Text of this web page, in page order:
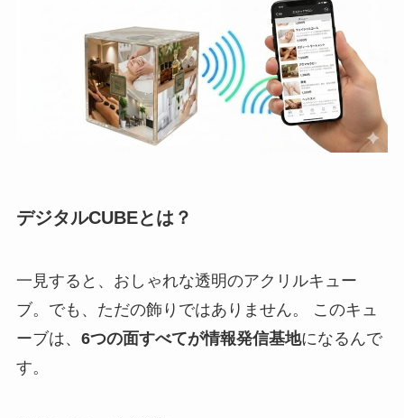
デジタルCUBEとは？
一見すると、おしゃれな透明のアクリルキュー
ブ。でも、ただの飾りではありません。 このキュ
ーブは、 6つの面すべてが情報発信基地になるんで
す。